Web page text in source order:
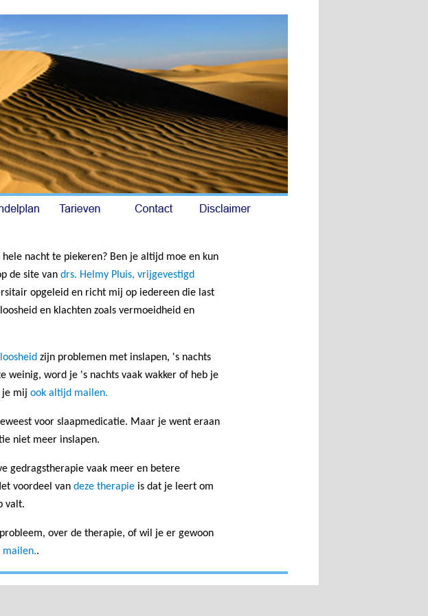
nacht te piekeren? Ben je altijd moe en kun
de site van drs. Helmy Pluis, vrijgevestigd
opgeleid en richt mij op iedereen die last
en klachten zoals vermoeidheid en
zijn problemen met inslapen, 's nachts
weinig, word je 's nachts vaak wakker of heb je
je mij ook altijd mailen.
voor slaapmedicatie. Maar je went eraan
niet meer inslapen.
gedragstherapie vaak meer en betere
voordeel van deze therapie is dat je leert om
valt.
over de therapie, of wil je er gewoon
mailen..